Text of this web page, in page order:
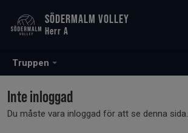
Truppen
SÖDERMALM VOLLEY
Herr A
Inte inloggad
Du måste vara inloggad för att se denna sida.